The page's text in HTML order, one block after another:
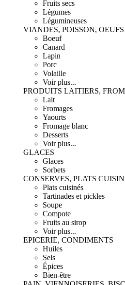
Fruits secs
Légumes
Légumineuses
VIANDES, POISSON, OEUFS
Boeuf
Canard
Lapin
Porc
Volaille
Voir plus...
PRODUITS LAITIERS,
Lait
Fromages
Yaourts
Fromage blanc
Desserts
Voir plus...
GLACES
Glaces
Sorbets
CONSERVES, PLATS
Plats cuisinés
Tartinades et pickles
Soupe
Compote
Fruits au sirop
Voir plus...
EPICERIE, CONDIMENTS
Huiles
Sels
Épices
Bien-être